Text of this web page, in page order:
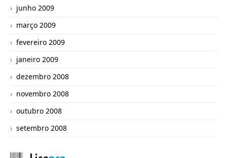
junho 2009
março 2009
fevereiro 2009
janeiro 2009
dezembro 2008
novembro 2008
outubro 2008
setembro 2008